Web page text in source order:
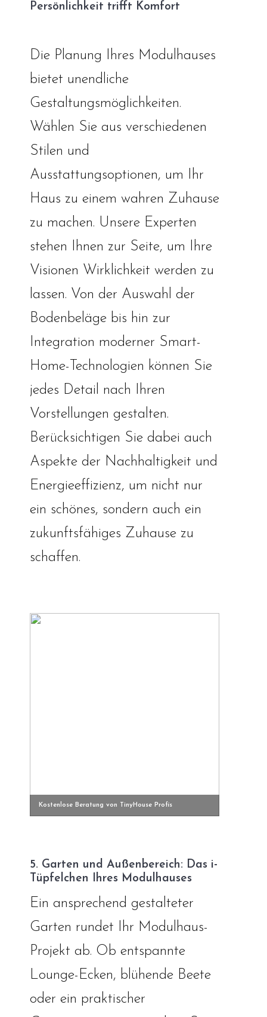
Persönlichkeit trifft Komfort
Die Planung Ihres Modulhauses
bietet unendliche
Gestaltungsmöglichkeiten.
Wählen Sie aus verschiedenen
Stilen und
Ausstattungsoptionen, um Ihr
Haus zu einem wahren Zuhause
zu machen. Unsere Experten
stehen Ihnen zur Seite, um Ihre
Visionen Wirklichkeit werden zu
lassen. Von der Auswahl der
Bodenbeläge bis hin zur
Integration moderner Smart-
Home-Technologien können Sie
jedes Detail nach Ihren
Vorstellungen gestalten.
Berücksichtigen Sie dabei auch
Aspekte der Nachhaltigkeit und
Energieeffizienz, um nicht nur
ein schönes, sondern auch ein
zukunftsfähiges Zuhause zu
schaffen.
Kostenlose Beratung von TinyHouse Profis
5. Garten und Außenbereich: Das i-
Tüpfelchen Ihres Modulhauses
Ein ansprechend gestalteter
Garten rundet Ihr Modulhaus-
Projekt ab. Ob entspannte
Lounge-Ecken, blühende Beete
oder ein praktischer